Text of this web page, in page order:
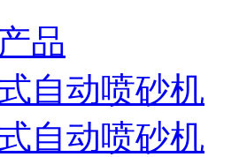
品
自动喷砂机
自动喷砂机